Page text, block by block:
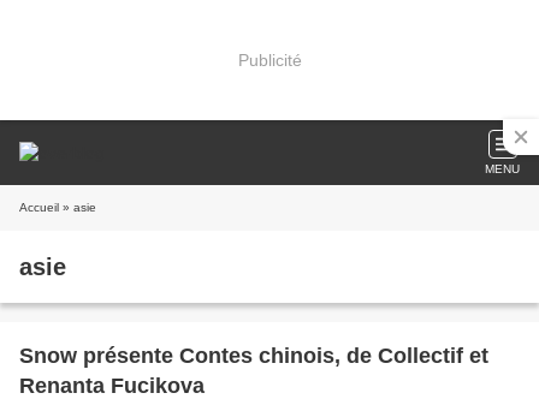
Publicité
MENU
Accueil » asie
asie
Snow présente Contes chinois, de Collectif et
Renanta Fucikova